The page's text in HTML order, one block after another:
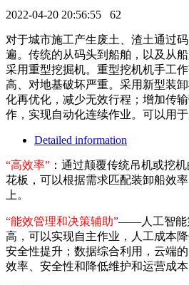
2022-04-20 20:56:55 62
对于城市施工产生废土、渣土通过
遍。传统的从码头到船舶，以及从
采用重型挖掘机。重型挖机机手工
高、对地基破坏严重。采用新型装
化再优化，减少无效行程；增加传
作，实现自动化连续作业。可以用于
Detailed information
“高效率” ：通过颠覆传统吊机或挖
花板，可以根据需求匹配装卸船效
上。
“能效管理和决策辅助”——人工智能
高，可以实现自主作业，人工成本
安全性提升；数据综合利用，云端
效率、安全性和降低维护和运营成本